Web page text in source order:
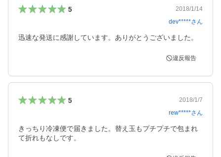
5
2018/1/14
dev*****さん
迅速な発送に感謝しています。ありがとうございました。
違反報告
5
2018/1/7
rew*****さん
きっちり冷凍便で届きました。替え玉もプチプチで包まれ
て折れもなしです。